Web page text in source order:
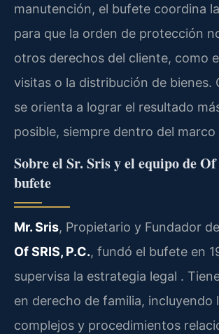
manutención, el bufete coordina
para que la orden de protección
otros derechos del cliente, como
visitas o la distribución de bienes.
se orienta a lograr el resultado
posible, siempre dentro del
Sobre el Sr. Sris y el equipo de
bufete
Mr. Sris, Propietario y Fundador de
Of SRIS, P.C., fundó el bufete en
supervisa la estrategia legal .
en derecho de familia, incluyendo
complejos y procedimientos